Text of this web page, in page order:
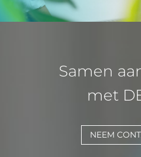
Samen
met
NEEM